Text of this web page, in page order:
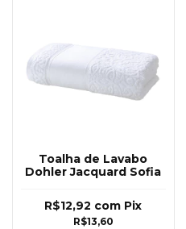
Toalha de Lavabo
Dohler Jacquard Sofia
R$13,60
R$12,92 com Pix